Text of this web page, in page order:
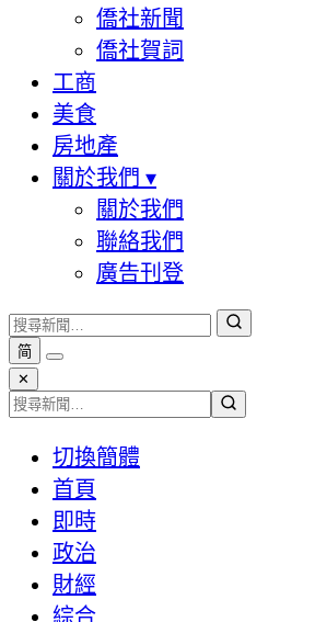
僑社新聞
僑社賀詞
工商
美食
房地產
關於我們 ▾
關於我們
聯絡我們
廣告刊登
简
✕
切換簡體
首頁
即時
政治
財經
綜合